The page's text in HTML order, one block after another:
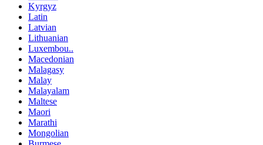
Kyrgyz
Latin
Latvian
Lithuanian
Luxembou..
Macedonian
Malagasy
Malay
Malayalam
Maltese
Maori
Marathi
Mongolian